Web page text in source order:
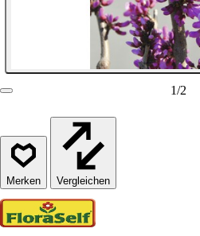
1/2
Vergleichen